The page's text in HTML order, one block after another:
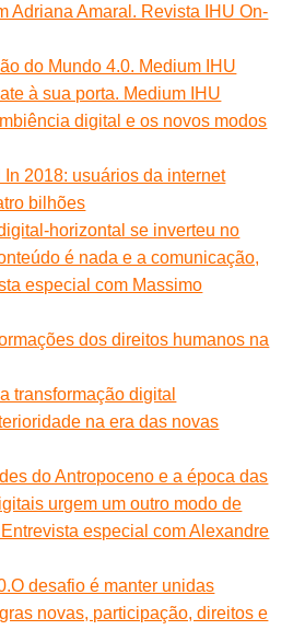
Adriana Amaral. Revista IHU On-
do Mundo 4.0. Medium IHU
à sua porta. Medium IHU
digital e os novos modos
In 2018: usuários da internet
bilhões
horizontal se inverteu no
é nada e a comunicação,
especial com Massimo
dos direitos humanos na
transformação digital
na era das novas
do Antropoceno e a época das
urgem um outro modo de
especial com Alexandre
desafio é manter unidas
novas, participação, direitos e